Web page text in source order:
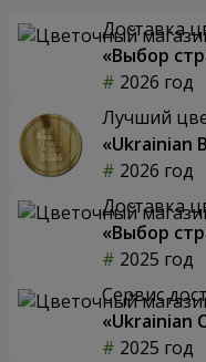
Доставка
«Выбор
2026 год
Лучший
«Ukrainian
2026 год
Доставка
«Выбор
2025 год
Сервис
«Ukrainian
2025 год